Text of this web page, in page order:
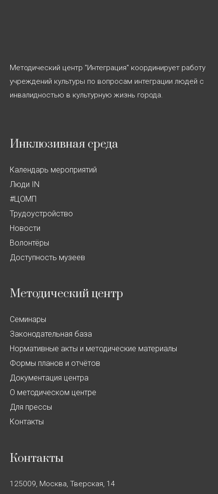
Методический центр "Интеграция" координирует работу
учреждений культуры по вопросам интеграции людей с
инвалидностью в культурную жизнь города.
Инклюзивная среда
Календарь мероприятий
Люди IN
#ЦОМП
Трудоустройство
Новости
Волонтёры
Доступность музеев
Методический центр
Семинары
Законодательная база
Нормативные акты и методические материалы
Формы планов и отчётов
Документация центра
О методическом центре
Для прессы
Контакты
Контакты
125009, Москва, Тверская, 14